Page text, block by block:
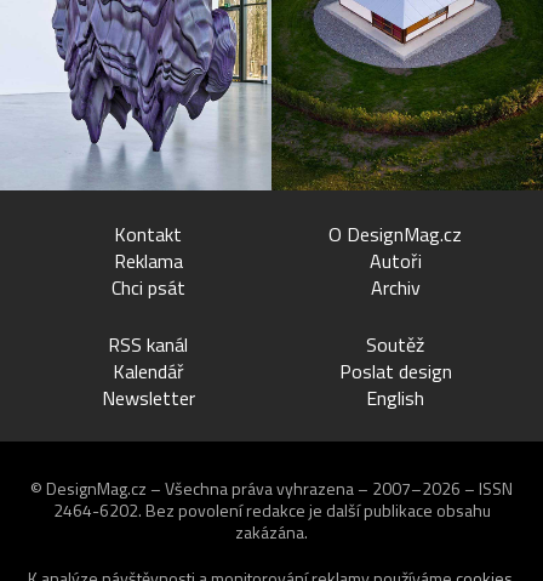
Kontakt
Reklama
Chci psát
O DesignMag.cz
Autoři
Archiv
RSS kanál
Kalendář
Newsletter
Soutěž
Poslat design
English
© DesignMag.cz – Všechna práva vyhrazena – 2007–2026 – ISSN
2464-6202. Bez povolení redakce je další publikace obsahu
zakázána.